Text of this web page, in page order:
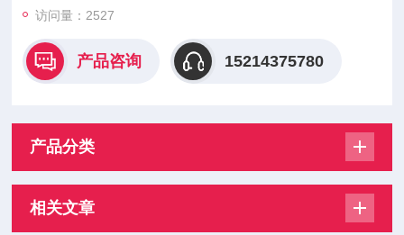
和办法。天然即是现代各种信息
访问量：2527
产品咨询 15214375780
产品分类
相关文章